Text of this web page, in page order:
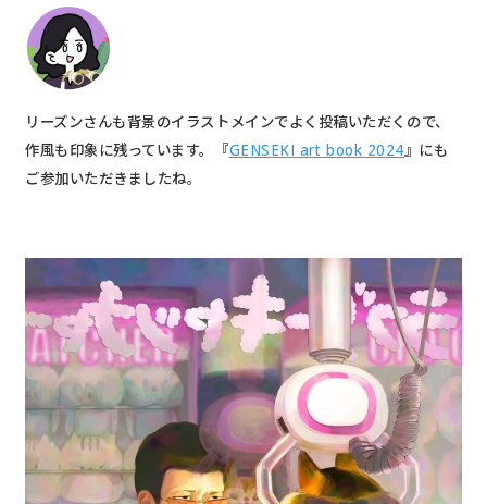
リーズンさんも背景のイラストメインでよく投稿いただくので、
作風も印象に残っています。『GENSEKI art book 2024』にも
ご参加いただきましたね。